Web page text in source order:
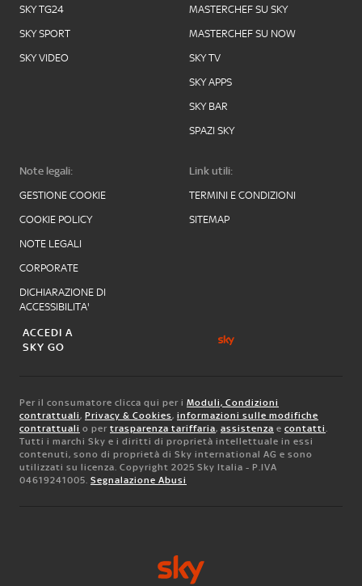
SKY TG24
SKY SPORT
SKY VIDEO
MASTERCHEF SU SKY
MASTERCHEF SU NOW
SKY TV
SKY APPS
SKY BAR
SPAZI SKY
Note legali:
GESTIONE COOKIE
COOKIE POLICY
NOTE LEGALI
CORPORATE
DICHIARAZIONE DI
ACCESSIBILITA'
Link utili:
TERMINI E CONDIZIONI
SITEMAP
ACCEDI A
SKY GO
Per il consumatore clicca qui per i Moduli, Condizioni
contrattuali, Privacy & Cookies, informazioni sulle modifiche
contrattuali o per trasparenza tariffaria, assistenza e contatti.
Tutti i marchi Sky e i diritti di proprietà intellettuale in essi
contenuti, sono di proprietà di Sky international AG e sono
utilizzati su licenza. Copyright 2025 Sky Italia - P.IVA
04619241005. Segnalazione Abusi